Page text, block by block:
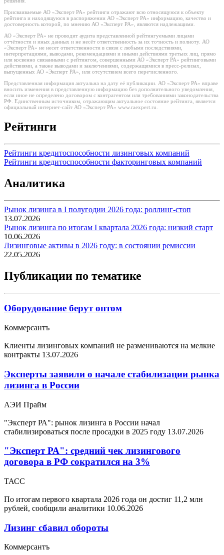
Присваиваемые АО «Эксперт РА» рейтинги отражают всю относящуюся к объекту
рейтинга и находящуюся в распоряжении АО «Эксперт РА» информацию, качество и
достоверность которой, по мнению АО «Эксперт РА», являются надлежащими.
АО «Эксперт РА» не проводит аудита представленной рейтингуемыми лицами
отчётности и иных данных и не несёт ответственность за их точность и полноту. АО
«Эксперт РА» не несет ответственности в связи с любыми последствиями,
интерпретациями, выводами, рекомендациями и иными действиями третьих лиц, прямо
или косвенно связанными с рейтингом, совершенными АО «Эксперт РА» рейтинговыми
действиями, а также выводами и заключениями, содержащимися в пресс-релизах,
выпущенных АО «Эксперт РА», или отсутствием всего перечисленного.
Представленная информация актуальна на дату её публикации. АО «Эксперт РА» вправе
вносить изменения в представленную информацию без дополнительного уведомления,
если иное не определено договором с контрагентом или требованиями законодательства
РФ. Единственным источником, отражающим актуальное состояние рейтинга, является
официальный интернет-сайт АО «Эксперт РА» www.raexpert.ru.
Рейтинги
Рейтинги кредитоспособности лизинговых компаний
Рейтинги кредитоспособности факторинговых компаний
Аналитика
Рынок лизинга в I полугодии 2026 года: роллинг-стоп
13.07.2026
Рынок лизинга по итогам I квартала 2026 года: низкий старт
10.06.2026
Лизинговые активы в 2026 году: в состоянии ремиссии
22.05.2026
Публикации по тематике
Оборудование берут оптом
Коммерсантъ
Клиенты лизинговых компаний не размениваются на мелкие
контракты 13.07.2026
Эксперты заявили о начале стабилизации рынка
лизинга в России
АЭИ Прайм
"Эксперт РА": рынок лизинга в России начал
стабилизироваться после просадки в 2025 году 13.07.2026
"Эксперт РА": средний чек лизингового
договора в РФ сократился на 3%
ТАСС
По итогам первого квартала 2026 года он достиг 11,2 млн
рублей, сообщили аналитики 10.06.2026
Лизинг сбавил обороты
Коммерсантъ